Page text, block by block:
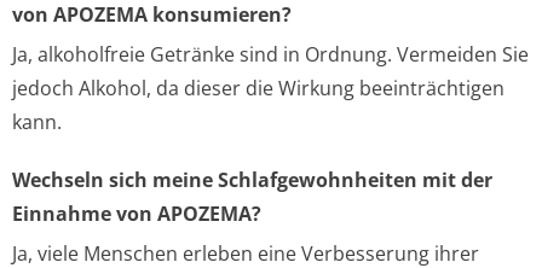
von APOZEMA konsumieren?
Ja, alkoholfreie Getränke sind in Ordnung. Vermeiden Sie
jedoch Alkohol, da dieser die Wirkung beeinträchtigen
kann.
Wechseln sich meine Schlafgewohnheiten mit der
Einnahme von APOZEMA?
Ja, viele Menschen erleben eine Verbesserung ihrer